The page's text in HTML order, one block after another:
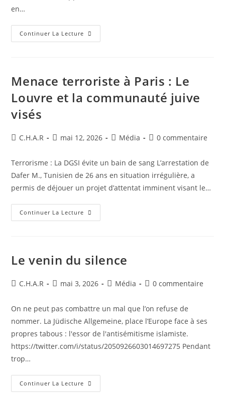
en…
Continuer La Lecture
Menace terroriste à Paris : Le
Louvre et la communauté juive
visés
C.H.A.R mai 12, 2026 Média 0 commentaire
Terrorisme : La DGSI évite un bain de sang ​L’arrestation de
Dafer M., Tunisien de 26 ans en situation irrégulière, a
permis de déjouer un projet d’attentat imminent visant le…
Continuer La Lecture
Le venin du silence
C.H.A.R mai 3, 2026 Média 0 commentaire
On ne peut pas combattre un mal que l’on refuse de
nommer. La Jüdische Allgemeine, place l’Europe face à ses
propres tabous : l'essor de l'antisémitisme islamiste.
https://twitter.com/i/status/2050926603014697275 ​Pendant
trop…
Continuer La Lecture